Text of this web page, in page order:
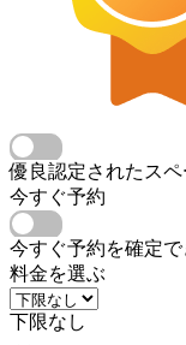
優良認定されたス
今すぐ予約
今すぐ予約を確定
料金を選ぶ
下限なし